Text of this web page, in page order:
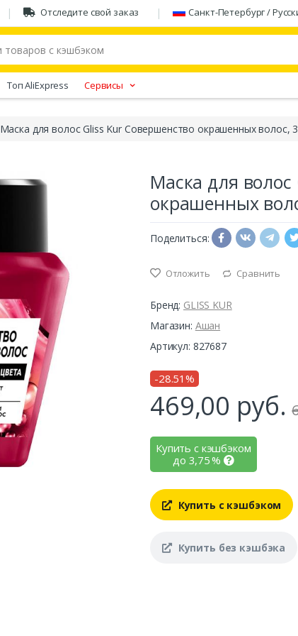
Отследите свой заказ Санкт-Петербург /
Tоп AliExpress Сервисы
Маска для волос Gliss Kur Совершенство окрашенных волос,
Маска для
окрашенных
Поделиться:
Отложить Сравнить
Бренд: GLISS KUR
Магазин: Ашан
Артикул: 827687
-28.51%
469,00 руб.
Купить с кэшбэком
до 3,75%
Купить с кэшбэком
Купить без кэшбэка